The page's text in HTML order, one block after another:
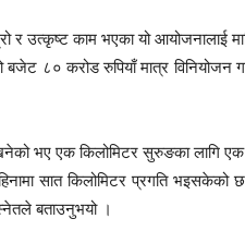
र उत्कृष्ट काम भएका यो आयोजनालाई
८० करोड रुपियाँ मात्र विनियोजन
भए एक किलोमिटर सुरुङका लागि
सात किलोमिटर प्रगति
बताउनुभयो ।